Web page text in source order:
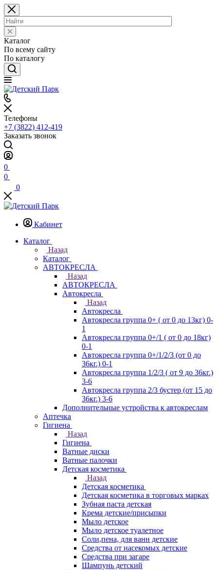
Каталог
По всему сайту
По каталогу
Телефоны
+7 (3822) 412-419
Заказать звонок
0
0
0
Кабинет
Каталог
Назад
Каталог
АВТОКРЕСЛА
Назад
АВТОКРЕСЛА
Автокресла
Назад
Автокресла
Автокресла группа 0+ ( от 0 до 13кг) 0-
1
Автокресла группа 0+/1 ( от 0 до 18кг)
0-1
Автокресла группа 0+/1/2/3 (от 0 до
36кг.) 0-1
Автокресла группа 1/2/3 ( от 9 до 36кг.)
3-6
Автокресла группа 2/3 бустер (от 15 до
36кг.) 3-6
Дополнительные устройства к автокреслам
Аптечка
Гигиена
Назад
Гигиена
Ватные диски
Ватные палочки
Детская косметика
Назад
Детская косметика
Детская косметика в торговых марках
Зубная паста детская
Крема детские/присыпки
Мыло детское
Мыло детское туалетное
Соли,пена, для ванн детские
Средства от насекомых детские
Средства при загаре
Шампунь детский